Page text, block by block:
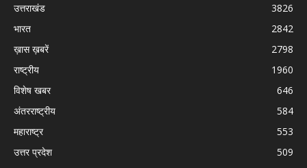
उत्तराखंड
3826
भारत
2842
ख़ास ख़बरें
2798
राष्ट्रीय
1960
विशेष खबर
646
अंतरराष्ट्रीय
584
महाराष्ट्र
553
उत्तर प्रदेश
509